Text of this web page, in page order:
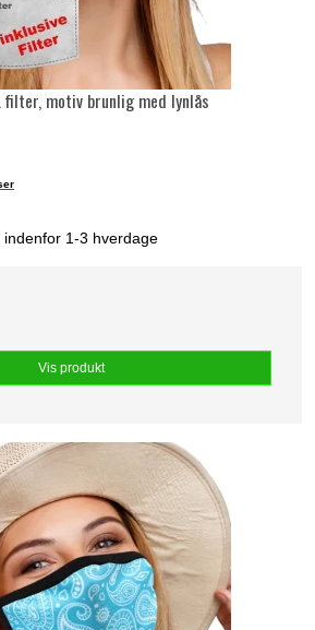
filter, motiv brunlig med lynlås
1-3 hverdage
Vis produkt